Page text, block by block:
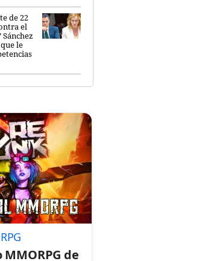
de 22
el
Sánchez
le
de